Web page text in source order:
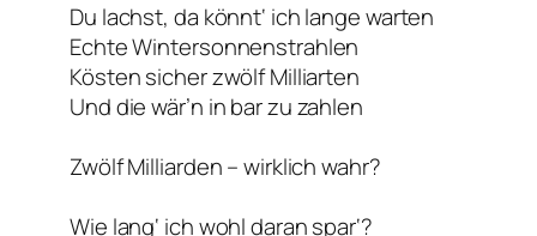
Du lachst, da könnt‘ ich lange warten
Echte Wintersonnenstrahlen
Kösten sicher zwölf Milliarten
Und die wär’n in bar zu zahlen
Zwölf Milliarden – wirklich wahr?
Wie lang‘ ich wohl daran spar‘?